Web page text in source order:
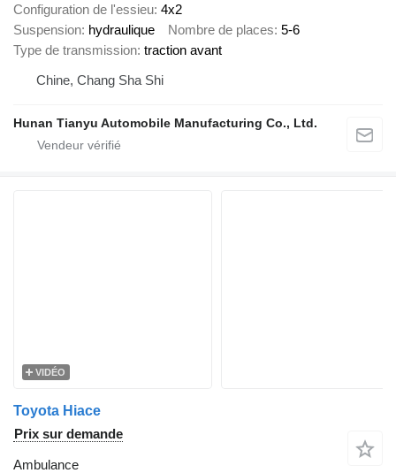
Configuration de l'essieu 4x2
Suspension hydraulique Nombre de places 5-6
Type de transmission traction avant
Chine, Chang Sha Shi
Hunan Tianyu Automobile Manufacturing Co., Ltd.
VIDÉO
Toyota Hiace
Prix sur demande
Ambulance